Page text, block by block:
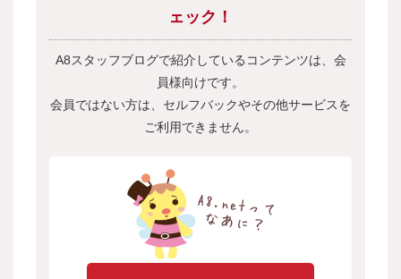
ェック！
A8スタッフブログで紹介しているコンテンツは、会
員様向けです。
会員ではない方は、セルフバックやその他サービスを
ご利用できません。